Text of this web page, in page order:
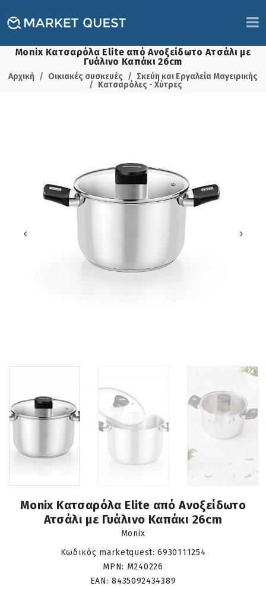
Monix Κατσαρόλα Elite από Ανοξείδωτο Ατσάλι με
Γυάλινο Καπάκι 26cm
Αρχική Οικιακές συσκευές
Σκεύη και Εργαλεία Μαγειρικής
Κατσαρόλες - Χύτρες
Monix Κατσαρόλα Elite από Ανοξείδωτο
Ατσάλι με Γυάλινο Καπάκι 26cm
Monix
Κωδικός marketquest:6930111254
MPN: M240226
EAN:8435092434389